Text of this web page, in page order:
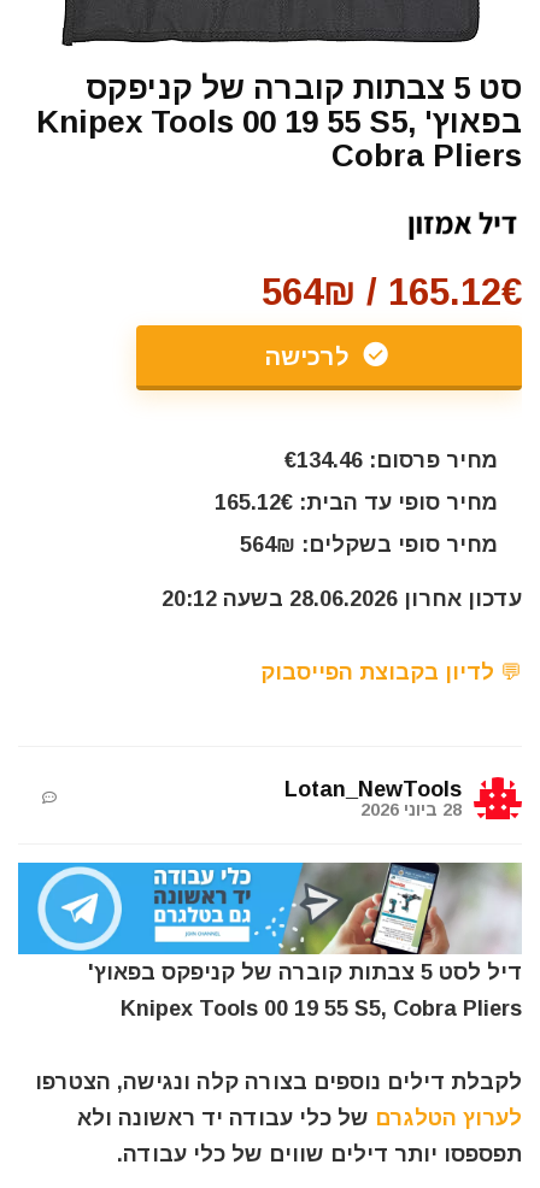
סט 5 צבתות קוברה של קניפקס
בפאוץ' Knipex Tools 00 19 55 S5,
Cobra Pliers
165.12€ / 564₪
לרכישה
מחיר פרסום: €134.46
מחיר סופי עד הבית: 165.12€
מחיר סופי בשקלים: 564₪
עדכון אחרון 28.06.2026 בשעה 20:12
💬 לדיון בקבוצת הפייסבוק
Lotan_NewTools
28 ביוני 2026
דיל לסט 5 צבתות קוברה של קניפקס בפאוץ'
Knipex Tools 00 19 55 S5, Cobra Pliers
לקבלת דילים נוספים בצורה קלה ונגישה, הצטרפו
לערוץ הטלגרם של כלי עבודה יד ראשונה ולא
תפספסו יותר דילים שווים של כלי עבודה.